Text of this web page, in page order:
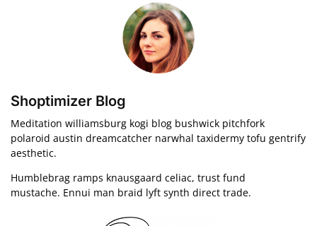
Shoptimizer Blog
Meditation williamsburg kogi blog bushwick pitchfork
polaroid austin dreamcatcher narwhal taxidermy tofu gentrify
aesthetic.
Humblebrag ramps knausgaard celiac, trust fund
mustache. Ennui man braid lyft synth direct trade.